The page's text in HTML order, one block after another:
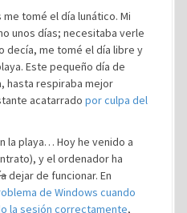
tomé el día lunático. Mi
unos días; necesitaba verle
decía, me tomé el día libre y
Este pequeño día de
hasta respiraba mejor
acatarrado por culpa del
la playa… Hoy he venido a
y el ordenador ha
dejar de funcionar. En
de Windows cuando
la sesión correctamente,